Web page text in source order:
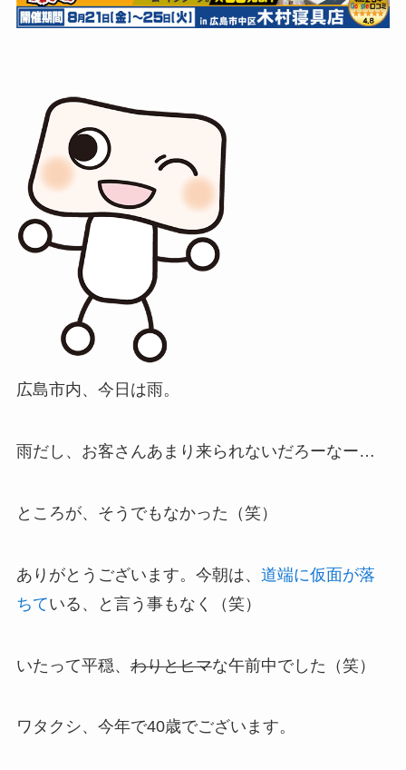
広島市内、今日は雨。
雨だし、お客さんあまり来られないだろーなー…
ところが、そうでもなかった（笑）
ありがとうございます。 今朝は、 道端に仮面が落
ちている、と言う事もなく（笑）
いたって平穏、 わりとヒマな午前中でした（笑）
ワタクシ、今年で40歳でございます。